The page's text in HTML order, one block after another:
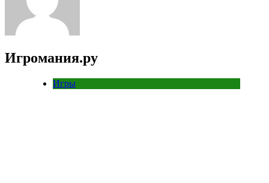
Игромания.ру
Игры